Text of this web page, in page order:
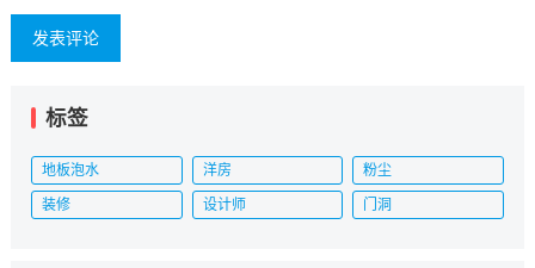
标签
地板泡水 洋房 粉尘
装修 设计师 门洞